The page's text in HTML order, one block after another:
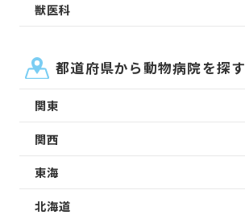
獣医科
都道府県から動物病院を探す
関東
関西
東海
北海道